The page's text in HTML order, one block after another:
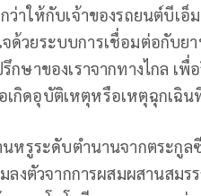
าให้กับเจ้าของรถยนต์บีเอ็
จด้วยระบบการเชื่อมต่อกับ
ษาของเราจากทางไกล เพื่
เกิดอุบัติเหตุหรือเหตุฉุกเฉิน
หรูระดับตำนานจากตระกู
ลงตัวจากการผสมผสานสม